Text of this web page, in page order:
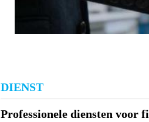
DIENST
Professionele diensten voor